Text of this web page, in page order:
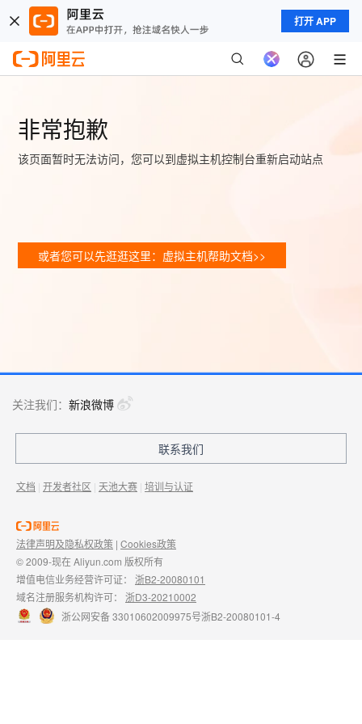
打开 APP
非常抱歉
该页面暂时无法访问，您可以到虚拟主机控制台重新启动站点
或者您可以先逛逛这里：虚拟主机帮助文档>>